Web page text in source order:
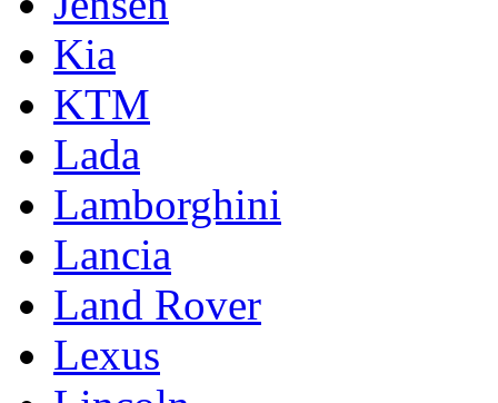
Kia
KTM
Lada
Lamborghini
Lancia
Land Rover
Lexus